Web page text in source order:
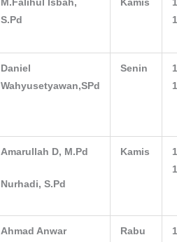
M.Falihul Isbah,
S.Pd
Kamis
Daniel
Wahyusetyawan,SPd
Senin
Amarullah D, M.Pd
Nurhadi, S.Pd
Kamis
Ahmad Anwar Rabu